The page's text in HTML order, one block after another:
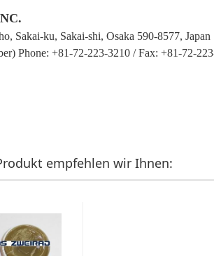
Sakai-ku, Sakai-shi, Osaka 590-8577, Japan
Phone: +81-72-223-3210 / Fax: +81-72-
empfehlen wir Ihnen: